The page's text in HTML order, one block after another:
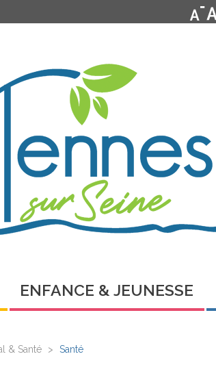
ENFANCE & JEUNESSE
& Santé > Santé